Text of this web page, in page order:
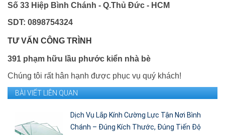
Số 33 Hiệp Bình Chánh - Q.Thủ Đức - HCM
SDT: 0898754324
TƯ VẤN CÔNG TRÌNH
391 phạm hữu lầu phước kiển nhà bè
Chúng tôi rất hân hạnh được phục vụ quý khách!
BÀI VIẾT LIÊN QUAN
Dịch Vụ Lắp Kính Cường Lực Tận Nơi Bình
Chánh – Đúng Kích Thước, Đúng Tiến Độ